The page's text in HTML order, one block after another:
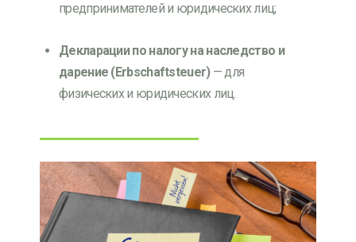
предпринимателейи юридических лиц;
Декларации по налогу на наследство и
дарение (Erbschaftsteuer)— для
физических и юридических лиц.